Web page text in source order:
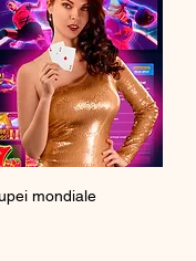
mondiale